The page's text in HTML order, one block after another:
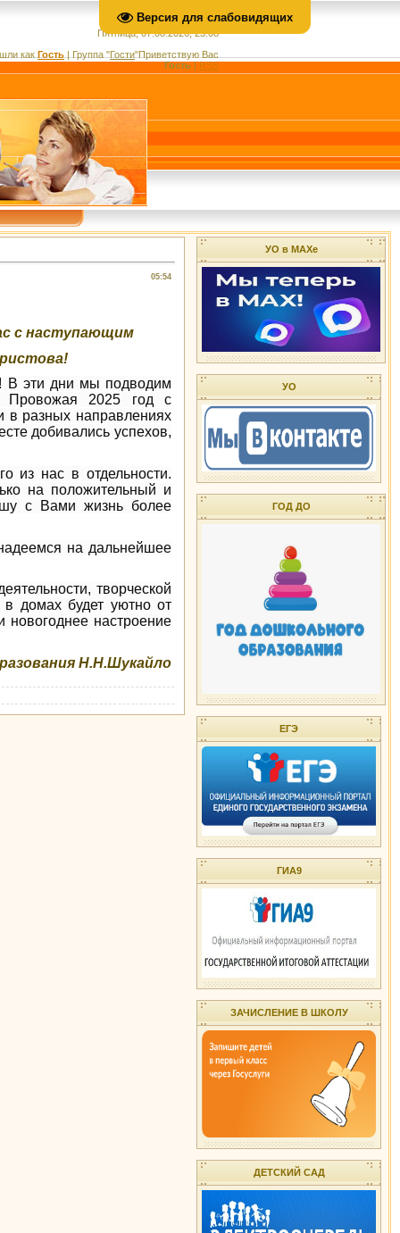
Версия для слабовидящих
Пятница, 07.08.2026, 23:08
как Гость | Группа "Гости"Приветствую Вас
Гость|RSS
05:54
с наступающим
В эти дни мы подводим
Провожая 2025 год с
в разных направлениях
добивались успехов,
из нас в отдельности.
на положительный и
с Вами жизнь более
на дальнейшее
творческой
домах будет уютно от
новогоднее настроение
Н.Н.Шукайло
УО в МАХе
УО
ГОД ДО
ЕГЭ
ГИА9
ЗАЧИСЛЕНИЕ В ШКОЛУ
ДЕТСКИЙ САД